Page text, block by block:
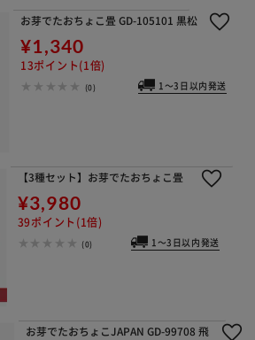
お芽でたおちょこ畳 GD-105101 黒松
¥1,340
13ポイント(1倍)
(0) 1～3日以内発送
【3種セット】お芽でたおちょこ畳
¥3,980
39ポイント(1倍)
(0) 1～3日以内発送
お芽でたおちょこJAPAN GD-99708 飛